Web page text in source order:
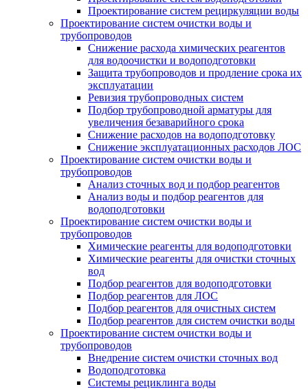
Проектирование систем рециркуляции воды
Проектирование систем очистки воды и
трубопроводов
Снижение расхода химических реагентов
для водоочистки и водоподготовки
Защита трубопроводов и продление срока их
эксплуатации
Ревизия трубопроводных систем
Подбор трубопроводной арматуры для
увеличения безаварийного срока
Снижение расходов на водоподготовку
Снижение эксплуатационных расходов ЛОС
Проектирование систем очистки воды и
трубопроводов
Анализ сточных вод и подбор реагентов
Анализ воды и подбор реагентов для
водоподготовки
Проектирование систем очистки воды и
трубопроводов
Химические реагенты для водоподготовки
Химические реагенты для очистки сточных
вод
Подбор реагентов для водоподготовки
Подбор реагентов для ЛОС
Подбор реагентов для очистных систем
Подбор реагентов для систем очистки воды
Проектирование систем очистки воды и
трубопроводов
Внедрение систем очистки сточных вод
Водоподготовка
Системы рециклинга воды